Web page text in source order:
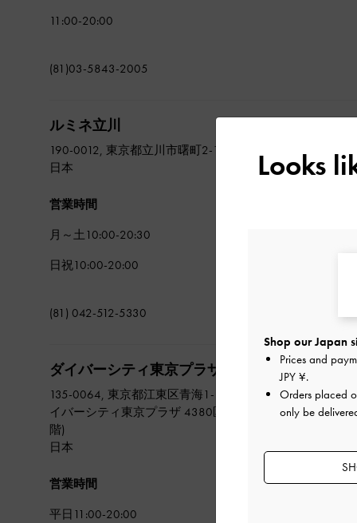
11:00-20:00
(81)03-5843-2005
ルミネ立川
190-0012, 東京都立川市曙町2-1-1 4F
日本
営業時間
月～土10:00-20:30
日祝10:00-20:00
(81) 042-512-5330
ダイバーシティ東京プラザ
地図で見
135-0064, 東京都江東区青海1-1-10 ダ
イバーシティ東京プラザ 4380区画(4
階)
日本
営業時間
平日11:00-20:00
Looks
Shop our Japan
Prices and
JPY ¥.
Orders placed
only be